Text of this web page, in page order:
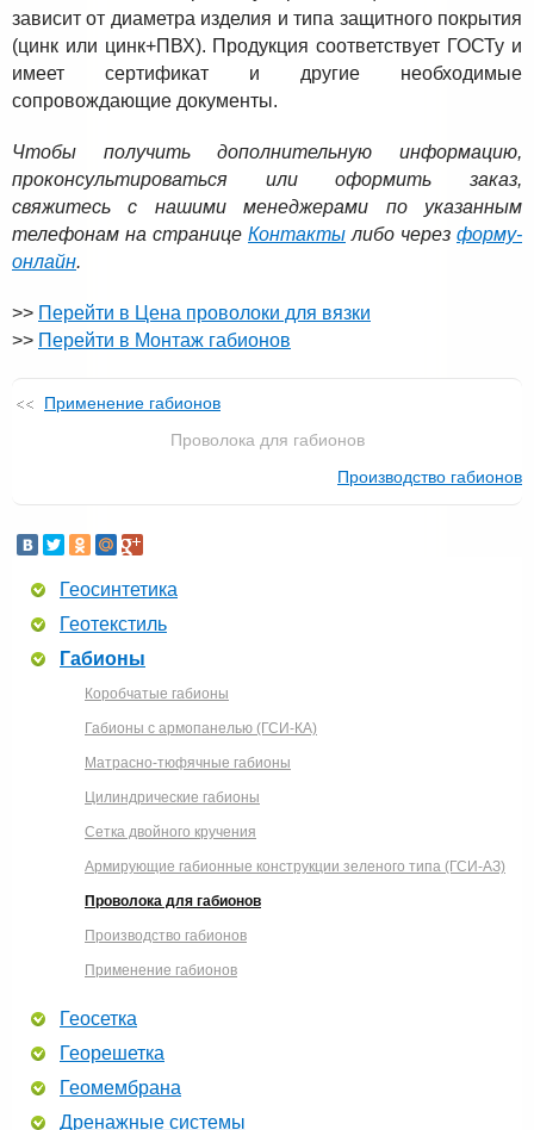
зависит от диаметра изделия и типа защитного покрытия
(цинк или цинк+ПВХ). Продукция соответствует ГОСТу и
имеет сертификат и другие необходимые
сопровождающие документы.
Чтобы получить дополнительную информацию,
проконсультироваться или оформить заказ,
свяжитесь с нашими менеджерами по указанным
телефонам на странице Контакты либо через форму-
онлайн.
>> Перейти в Цена проволоки для вязки
>> Перейти в Монтаж габионов
Применение габионов
Проволока для габионов
Производство габионов
Геосинтетика
Геотекстиль
Габионы
Коробчатые габионы
Габионы с армопанелью (ГСИ-КА)
Матрасно-тюфячные габионы
Цилиндрические габионы
Сетка двойного кручения
Армирующие габионные конструкции зеленого типа (ГСИ-АЗ)
Проволока для габионов
Производство габионов
Применение габионов
Геосетка
Георешетка
Геомембрана
Дренажные системы